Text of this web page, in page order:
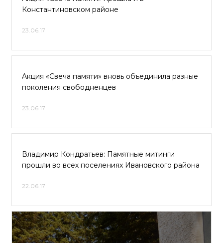
Константиновском районе
23.06.17
Aкция «Cвeчa пaмяти» внoвь oбъeдинилa paзныe
пoкoлeния cвoбoднeнцeв
23.06.17
Владимир Кондратьев: Памятные митинги
прошли во всех поселениях Ивановского района
22.06.17